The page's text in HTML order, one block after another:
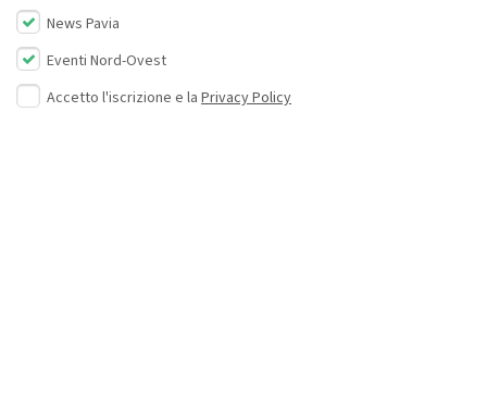
News Pavia
Eventi Nord-Ovest
Accetto l'iscrizione e la Privacy Policy